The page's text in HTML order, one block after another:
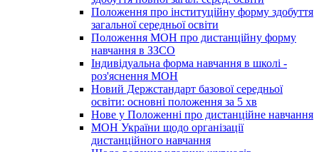
Положення про інституційну форму здобуття
загальної середньої освіти
Положення МОН про дистанційну форму
навчання в ЗЗСО
Індивідуальна форма навчання в школі -
роз'яснення МОН
Новий Держстандарт базової середньої
освіти: основні положення за 5 хв
Нове у Положенні про дистанційне навчання
МОН України щодо організації
дистанційного навчання